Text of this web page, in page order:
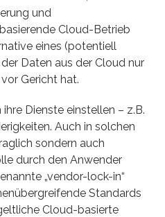
und
Cloud-Betrieb
eines (potentiell
Daten aus der Cloud nur
Gericht hat.
Dienste einstellen – z.B.
Auch in solchen
sondern auch
durch den Anwender
„vendor-lock-in“
Standards
Cloud-basierte